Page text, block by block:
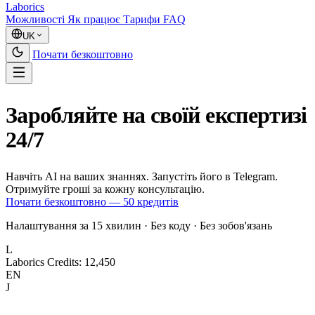
Laborics
Можливості Як працює Тарифи FAQ
UK
Почати безкоштовно
Заробляйте на своїй експертизі
24/7
Навчіть AI на ваших знаннях. Запустіть його в Telegram.
Отримуйте гроші за кожну консультацію.
Почати безкоштовно — 50 кредитів
Налаштування за 15 хвилин · Без коду · Без зобов'язань
L
Laborics Credits: 12,450
EN
J